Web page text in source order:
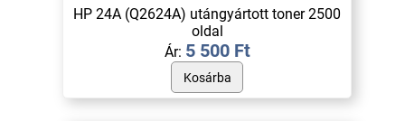
HP 24A (Q2624A) utángyártott toner 2500
oldal
Ár: 5 500 Ft